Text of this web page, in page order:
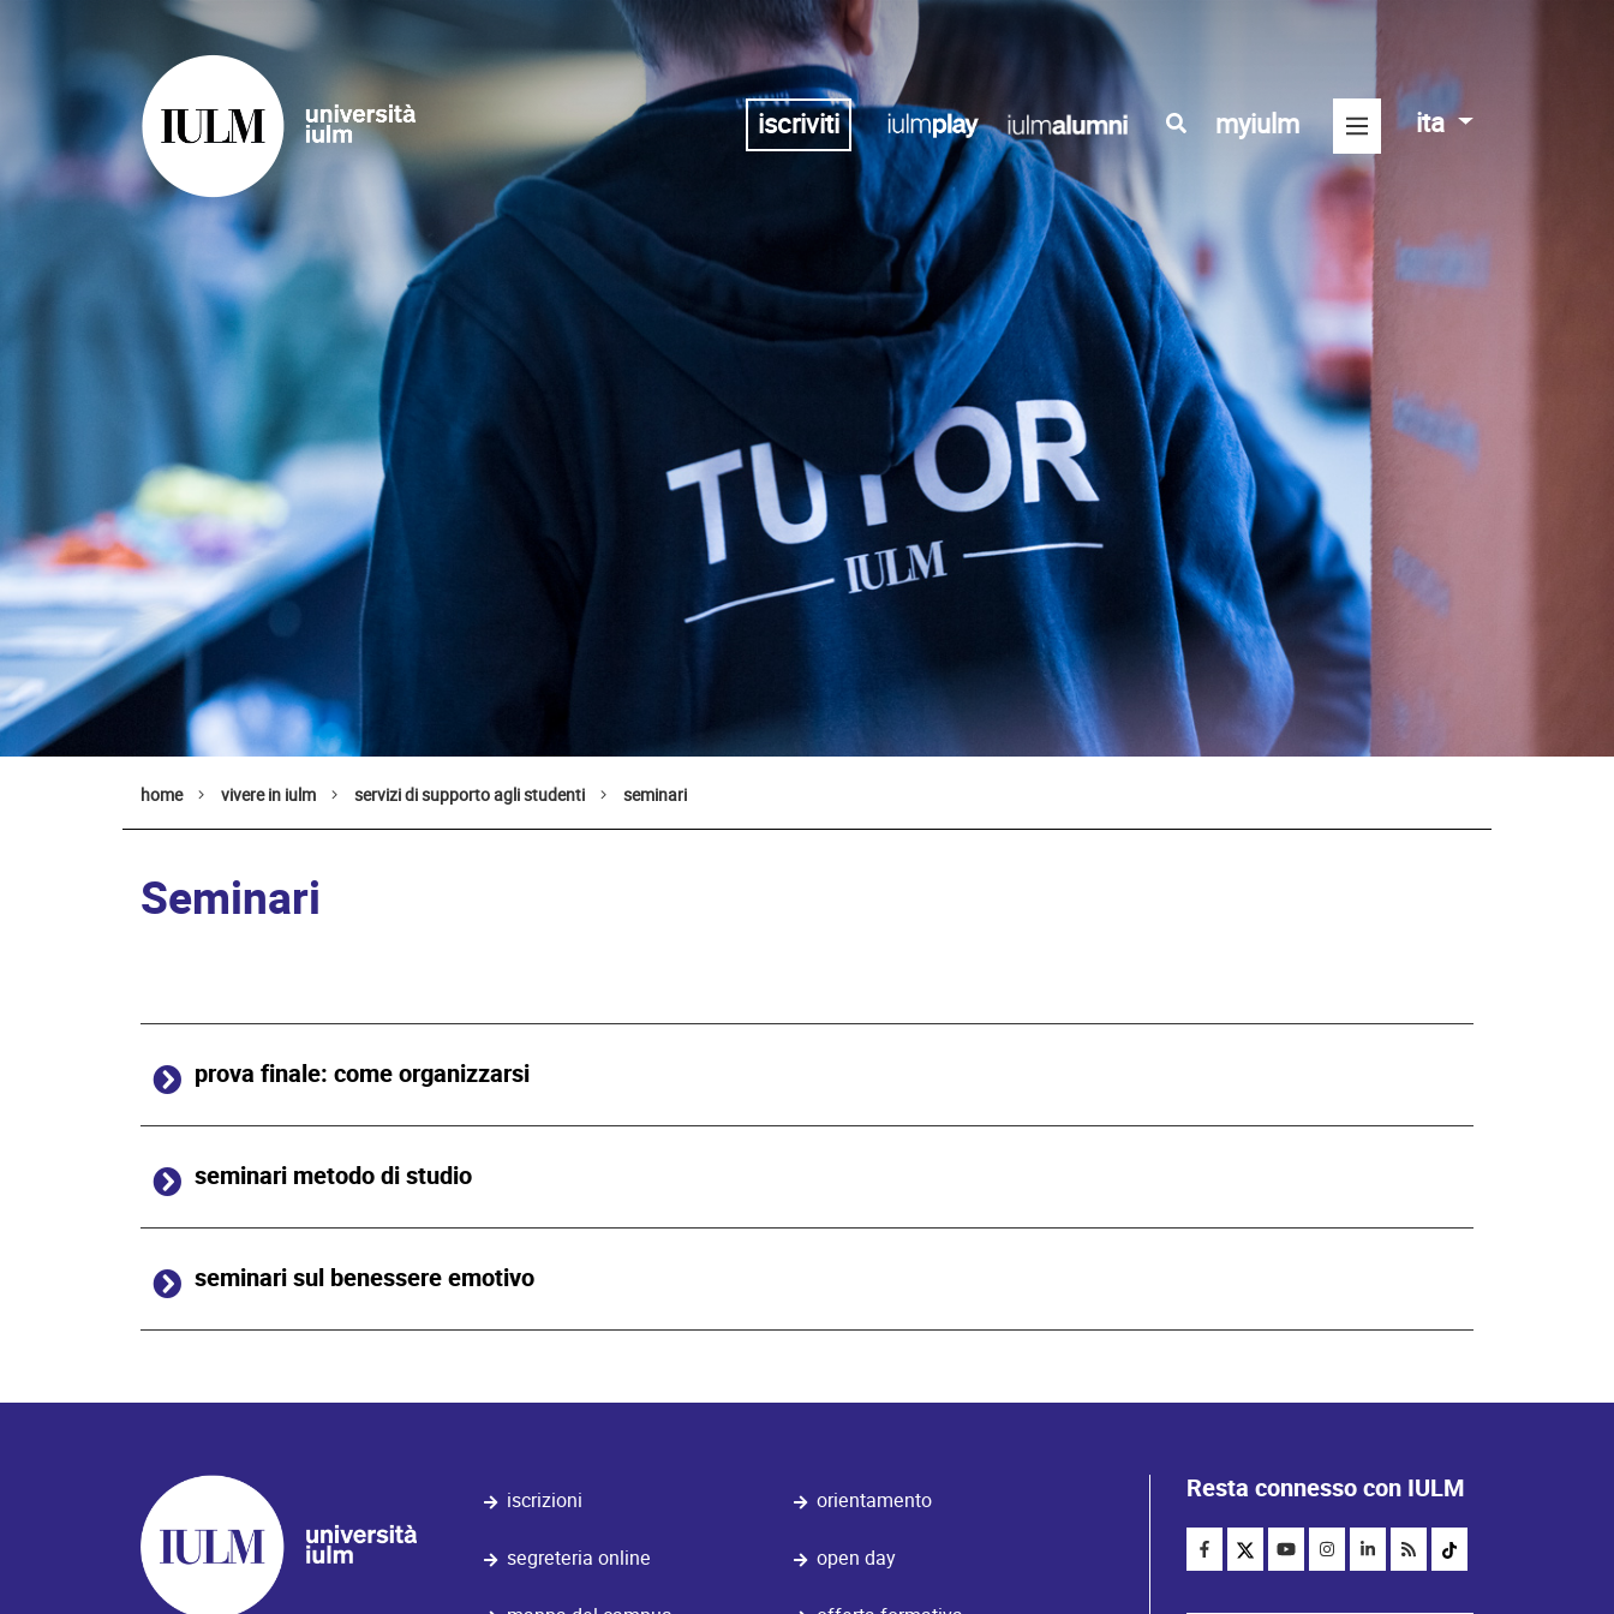
iscriviti myiulm ita
home vivere in iulm servizi di supporto agli studenti seminari
Seminari
prova finale: come organizzarsi
seminari metodo di studio
seminari sul benessere emotivo
iscrizioni
segreteria online
orientamento
open day
Resta connesso con IULM